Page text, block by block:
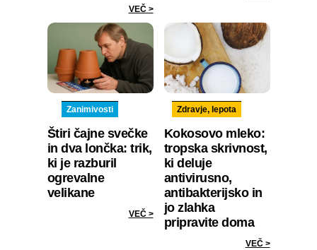
VEČ >
Zanimivosti
Štiri čajne svečke
in dva lončka: trik,
ki je razburil
ogrevalne
velikane
VEČ >
Zdravje, lepota
Kokosovo mleko:
tropska skrivnost,
ki deluje
antivirusno,
antibakterijsko in
jo zlahka
pripravite doma
VEČ >